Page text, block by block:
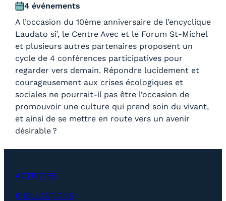
4 événements
A l’occasion du 10ème anniversaire de l’encyclique
Laudato si’, le Centre Avec et le Forum St-Michel
et plusieurs autres partenaires proposent un
cycle de 4 conférences participatives pour
regarder vers demain. Répondre lucidement et
courageusement aux crises écologiques et
sociales ne pourrait-il pas être l’occasion de
promouvoir une culture qui prend soin du vivant,
et ainsi de se mettre en route vers un avenir
désirable ?
ACTIVITÉS
PUBLICATIONS